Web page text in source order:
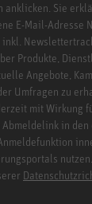
anklicken. Sie
E-Mail-Adresse
inkl.
Produkte,
Angebote,
Umfragen zu
mit Wirkung
Abmeldelink in